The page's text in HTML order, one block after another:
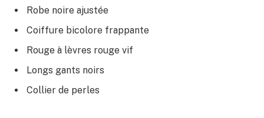
Robe noire ajustée
Coiffure bicolore frappante
Rouge à lèvres rouge vif
Longs gants noirs
Collier de perles